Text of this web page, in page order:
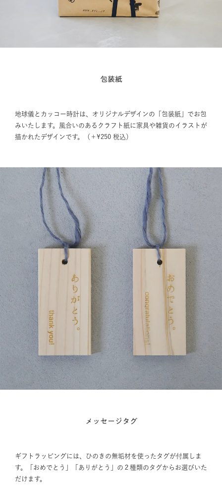
包装紙
地球儀とカッコー時計は、オリジナルデザインの「包装紙」でお包
みいたします。風合いのあるクラフト紙に家具や雑貨のイラストが
描かれたデザインです。（＋¥250 税込）
メッセージタグ
ギフトラッピングには、ひのきの無垢材を使ったタグが付属しま
す。「おめでとう」「ありがとう」の２種類のタグからお選びいた
だけます。